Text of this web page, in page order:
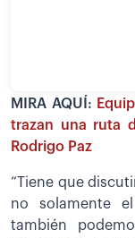
MIRA AQUÍ:
trazan una ruta
Rodrigo Paz
“Tiene que
no solamente
también